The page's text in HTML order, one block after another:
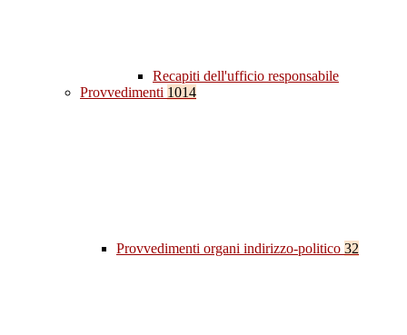
Recapiti dell'ufficio responsabile
Provvedimenti 1014
Provvedimenti organi indirizzo-politico 32